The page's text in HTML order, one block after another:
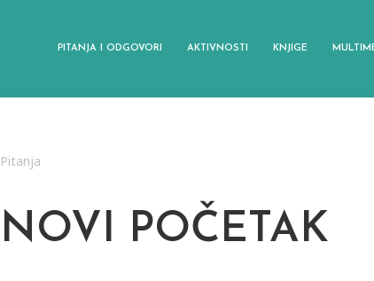
PITANJA I ODGOVORI AKTIVNOSTI KNJIGE
Pitanja
NOVI POČETAK